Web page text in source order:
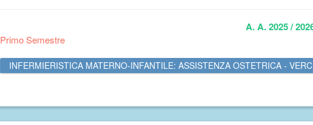
A. A. 2025 /
Primo Semestre
INFERMIERISTICA MATERNO-INFANTILE: ASSISTENZA OSTETRICA -